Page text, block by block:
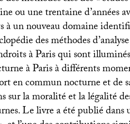
ou une trentaine d’années
à un nouveau domaine
des méthodes
à Paris qui sont
à Paris à différents
en commun nocturne et de
sur la moralité et la légalité
Le livre a été publié dans